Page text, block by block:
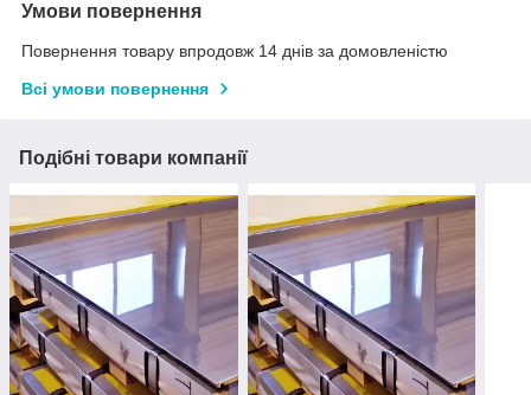
Умови повернення
Повернення товару впродовж 14 днів за домовленістю
Всі умови повернення
Подібні товари компанії